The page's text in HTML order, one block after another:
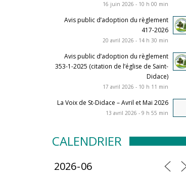
16 juin 2026 - 10 h 00 min
Avis public d’adoption du règlement
417-2026
20 avril 2026 - 14 h 30 min
Avis public d’adoption du règlement
353-1-2025 (citation de l’église de Saint-
Didace)
17 avril 2026 - 10 h 11 min
La Voix de St-Didace – Avril et Mai 2026
13 avril 2026 - 9 h 55 min
CALENDRIER